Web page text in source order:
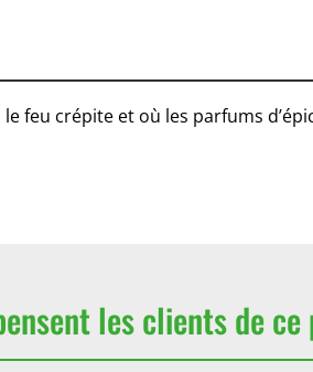
feu crépite et où les parfums
les clients de